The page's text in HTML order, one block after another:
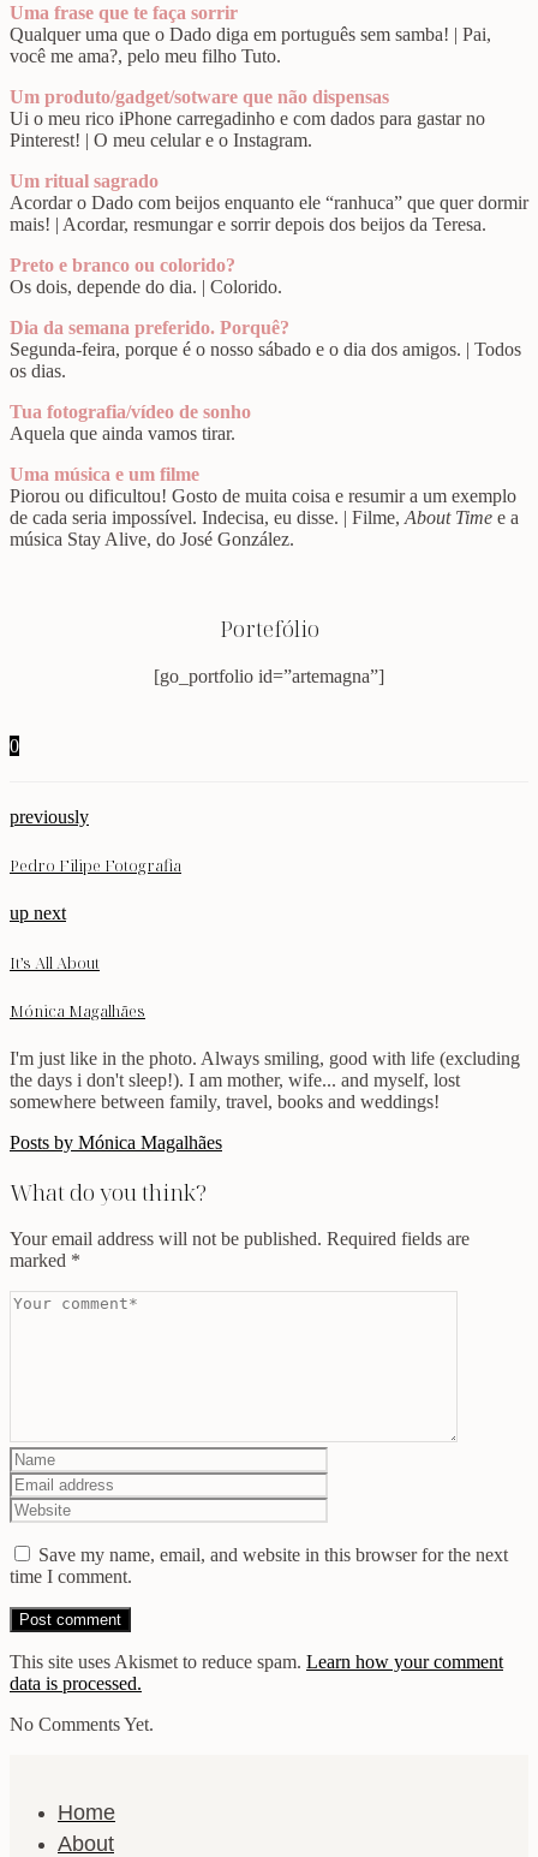
Uma frase que te faça sorrir
Qualquer uma que o Dado diga em português sem samba! | Pai,
você me ama?, pelo meu filho Tuto.
Um produto/gadget/sotware que não dispensas
Ui o meu rico iPhone carregadinho e com dados para gastar no
Pinterest! | O meu celular e o Instagram.
Um ritual sagrado
Acordar o Dado com beijos enquanto ele “ranhuca” que quer dormir
mais! | Acordar, resmungar e sorrir depois dos beijos da Teresa.
Preto e branco ou colorido?
Os dois, depende do dia. | Colorido.
Dia da semana preferido. Porquê?
Segunda-feira, porque é o nosso sábado e o dia dos amigos. | Todos
os dias.
Tua fotografia/vídeo de sonho
Aquela que ainda vamos tirar.
Uma música e um filme
Piorou ou dificultou! Gosto de muita coisa e resumir a um exemplo
de cada seria impossível. Indecisa, eu disse. | Filme, About Time e a
música Stay Alive, do José González.
Portefólio
[go_portfolio id=”artemagna”]
0
previously
Pedro Filipe Fotografia
up next
It’s All About
Mónica Magalhães
I'm just like in the photo. Always smiling, good with life (excluding
the days i don't sleep!). I am mother, wife... and myself, lost
somewhere between family, travel, books and weddings!
Posts by Mónica Magalhães
What do you think?
Your email address will not be published. Required fields are
marked *
Save my name, email, and website in this browser for the next
time I comment.
This site uses Akismet to reduce spam. Learn how your comment
data is processed.
No Comments Yet.
Home
About